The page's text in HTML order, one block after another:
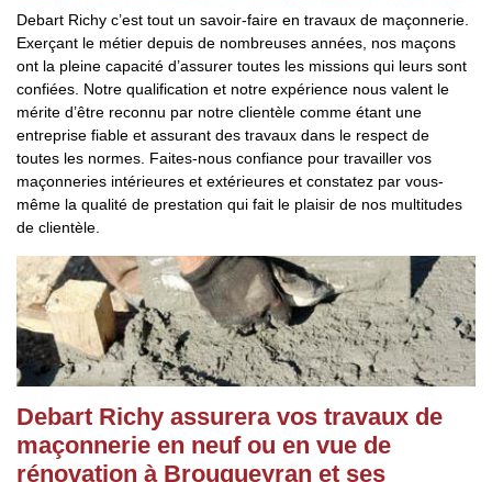
Debart Richy c’est tout un savoir-faire en travaux de maçonnerie.
Exerçant le métier depuis de nombreuses années, nos maçons
ont la pleine capacité d’assurer toutes les missions qui leurs sont
confiées. Notre qualification et notre expérience nous valent le
mérite d’être reconnu par notre clientèle comme étant une
entreprise fiable et assurant des travaux dans le respect de
toutes les normes. Faites-nous confiance pour travailler vos
maçonneries intérieures et extérieures et constatez par vous-
même la qualité de prestation qui fait le plaisir de nos multitudes
de clientèle.
Debart Richy assurera vos travaux de
maçonnerie en neuf ou en vue de
rénovation à Brouqueyran et ses